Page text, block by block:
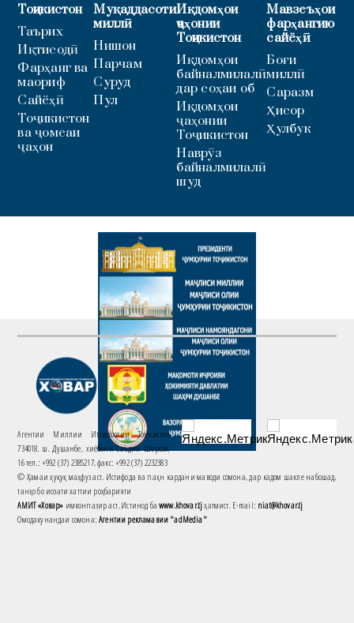
Тоҷикистон
Таърих
Иқтисодӣ
Фарҳанг ва
маориф
Сайёҳӣ
Тоҷикистон
ва ҷомеаи
ҷаҳон
Муқаддасоти
миллӣ
Нишон
Парчам
Суруд
Пул
Иқдомҳои
ҷаҳонии
Тоҷикистон
Иқдомҳои
байналмилалӣ
дар соҳаи об
Иқдомҳои
ҷаҳонии
Тоҷикистон
Наврӯз
байналмилалӣ
шуд
Мавзеъҳои
фарҳангию
сайёҳӣ
Боғи
миллӣ
Саразм
Ҳисор
Ҳулбук
Агентии Миллии Иттилоотии Тоҷикистон
734018. ш. Душанбе, хиёбони Саъдии Шерозӣ,
16 тел.: +992 (37) 2385217, факс: +992 (37) 2232383
© Ҳамаи ҳуқуқ маҳфуз аст. Истифода ва паҳн кардани маводи сомона, дар кадом шакле набошад,
танҳо бо иҷозати хаттии роҳбарияти
АМИТ «Ховар» имконпазир аст. Истинод баwww.khovar.tjҳатмист. E-mail: niat@khovar.tj
Омодакунандаи сомона:Агентии рекламавии "adMedia"